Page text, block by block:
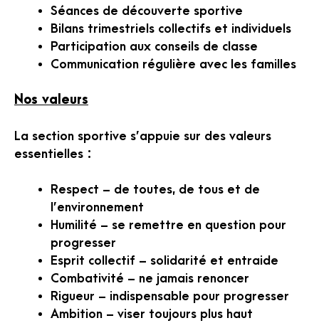
Séances de découverte sportive
Bilans trimestriels collectifs et individuels
Participation aux conseils de classe
Communication régulière avec les familles
Nos valeurs
La section sportive s’appuie sur des valeurs
essentielles :
Respect – de toutes, de tous et de
l’environnement
Humilité – se remettre en question pour
progresser
Esprit collectif – solidarité et entraide
Combativité – ne jamais renoncer
Rigueur – indispensable pour progresser
Ambition – viser toujours plus haut